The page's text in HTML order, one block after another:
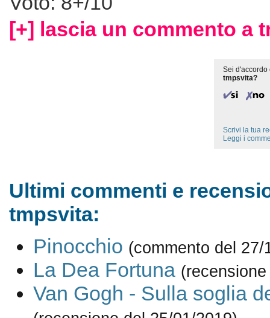
[+] lascia un commento a
Sei d'accordo
tmpsvita?
Scrivi la tua
Leggi i
Ultimi commenti e
tmpsvita:
Pinocchio (commento del 27/
La Dea Fortuna
Van Gogh - Sulla soglia